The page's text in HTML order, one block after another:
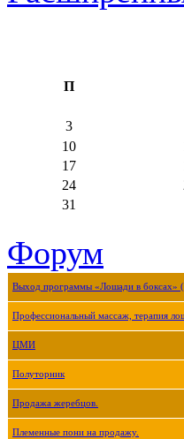
П
3
10
17
24
31
Форум
Выход программы «Лошади в боксах»
Профессиональный массаж, терапия
ЦМИ
Полуторник
Продажа жеребцов.
Племенные пони на продажу.